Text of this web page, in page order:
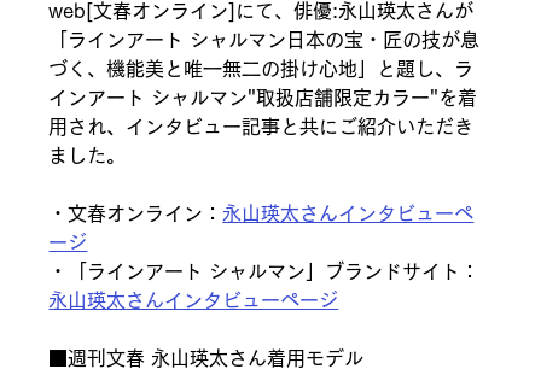
web[文春オンライン]にて、俳優:永山瑛太さんが
「ラインアート シャルマン日本の宝・匠の技が息
づく、機能美と唯一無二の掛け心地」と題し、ラ
インアート シャルマン"取扱店舗限定カラー"を着
用され、インタビュー記事と共にご紹介いただき
ました。
・文春オンライン： 永山瑛太さんインタビューペ
ージ
・「ラインアート シャルマン」ブランドサイト：
永山瑛太さんインタビューページ
■週刊文春 永山瑛太さん着用モデル